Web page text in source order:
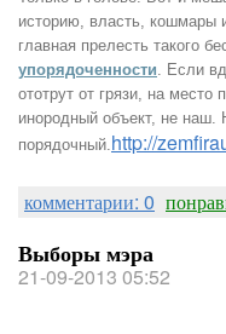
историю, власть, кошмары
главная прелесть такого
упорядоченности. Если
ототрут от грязи, на место
инородный объект, не наш.
порядочный.http://
комментарии: 0
Выборы мэра
21-09-2013 05:52